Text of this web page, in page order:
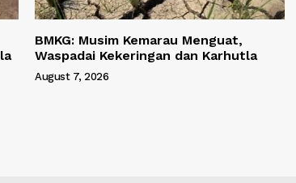
BMKG: Musim Kemarau Menguat,
Waspadai Kekeringan dan Karhutla
August 7, 2026